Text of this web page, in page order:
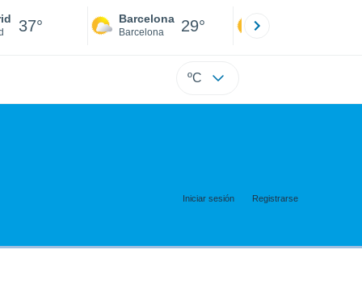
37° Barcelona
Barcelona 29°
ºC
Iniciar sesión Registrarse